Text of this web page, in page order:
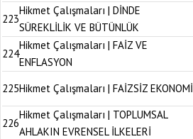
223
Hikmet Çalışmaları | DİNDE
SÜREKLİLİK VE BÜTÜNLÜK
224
Hikmet Çalışmaları | FAİZ VE
ENFLASYON
225Hikmet Çalışmaları | FAİZSİZ EKONOMİ
226
Hikmet Çalışmaları | TOPLUMSAL
AHLAKIN EVRENSEL İLKELERİ